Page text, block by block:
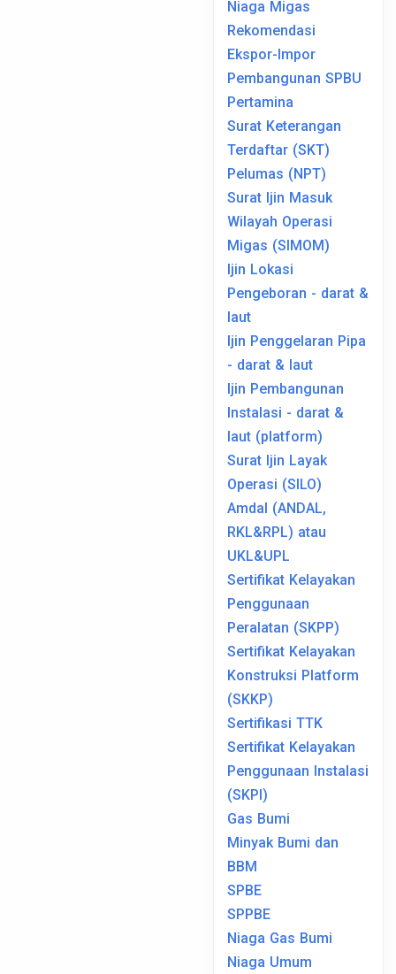
Niaga Migas
Rekomendasi
Ekspor-Impor
Pembangunan SPBU
Pertamina
Surat Keterangan
Terdaftar (SKT)
Pelumas (NPT)
Surat Ijin Masuk
Wilayah Operasi
Migas (SIMOM)
Ijin Lokasi
Pengeboran - darat &
laut
Ijin Penggelaran Pipa
- darat & laut
Ijin Pembangunan
Instalasi - darat &
laut (platform)
Surat Ijin Layak
Operasi (SILO)
Amdal (ANDAL,
RKL&RPL) atau
UKL&UPL
Sertifikat Kelayakan
Penggunaan
Peralatan (SKPP)
Sertifikat Kelayakan
Konstruksi Platform
(SKKP)
Sertifikasi TTK
Sertifikat Kelayakan
Penggunaan Instalasi
(SKPI)
Gas Bumi
Minyak Bumi dan
BBM
SPBE
SPPBE
Niaga Gas Bumi
Niaga Umum